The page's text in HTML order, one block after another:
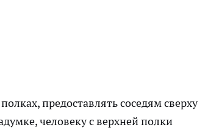
предоставлять соседям сверху
человеку с верхней полки